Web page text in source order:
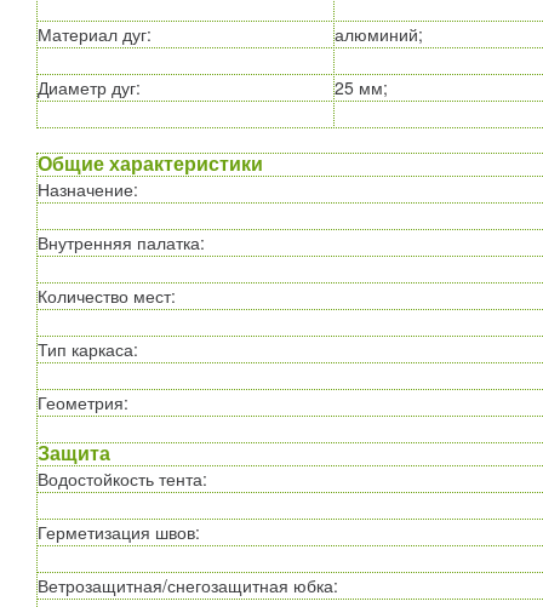
Материал дуг: алюминий;
Диаметр дуг: 25 мм;
Общие характеристики
Назначение:
Внутренняя палатка:
Количество мест:
Тип каркаса:
Геометрия:
Защита
Водостойкость тента:
Герметизация швов:
Ветрозащитная/снегозащитная юбка: